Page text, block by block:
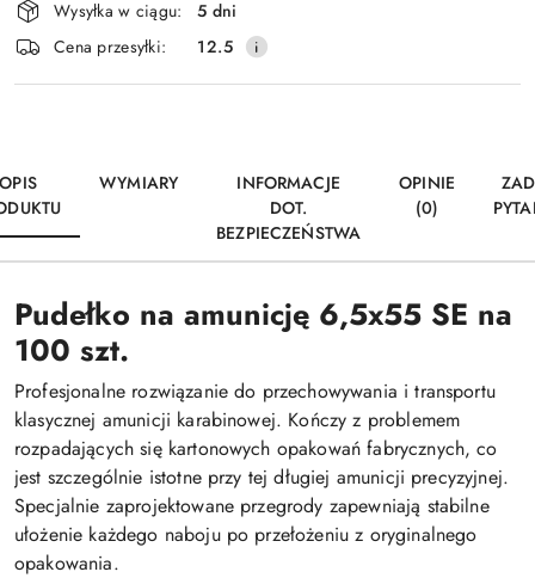
Wyślij
i
dostawa
Wysyłka w ciągu:
5 dni
Cena przesyłki:
12.5
OPIS
WYMIARY
INFORMACJE
DOT.
BEZPIECZEŃSTWA
OPINIE
(0)
Pudełko na amunicję 6,5x55 SE na
100 szt.
Profesjonalne rozwiązanie do przechowywania i transportu
klasycznej amunicji karabinowej. Kończy z problemem
rozpadających się kartonowych opakowań fabrycznych, co
jest szczególnie istotne przy tej długiej amunicji precyzyjnej.
Specjalnie zaprojektowane przegrody zapewniają stabilne
ułożenie każdego naboju po przełożeniu z oryginalnego
opakowania.